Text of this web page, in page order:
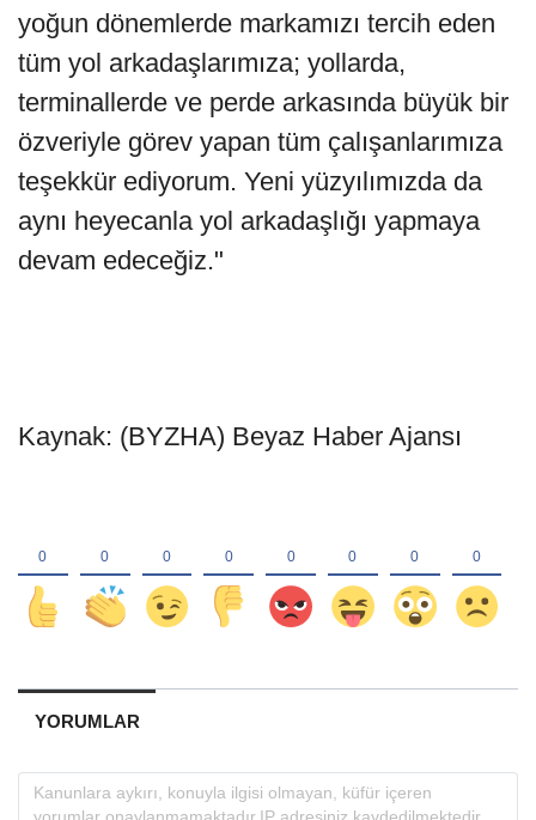
yoğun dönemlerde markamızı tercih eden
tüm yol arkadaşlarımıza; yollarda,
terminallerde ve perde arkasında büyük bir
özveriyle görev yapan tüm çalışanlarımıza
teşekkür ediyorum. Yeni yüzyılımızda da
aynı heyecanla yol arkadaşlığı yapmaya
devam edeceğiz."
Kaynak: (BYZHA) Beyaz Haber Ajansı
YORUMLAR